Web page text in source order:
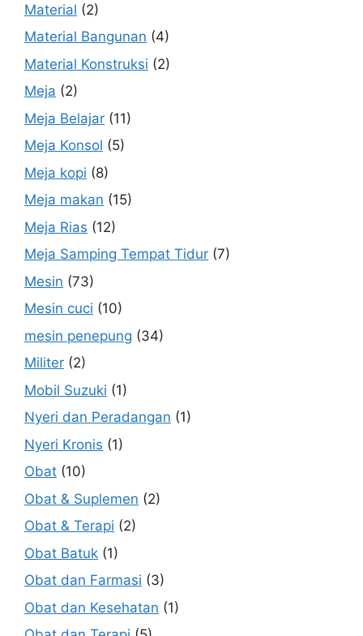
Material (2)
Material Bangunan (4)
Material Konstruksi (2)
Meja (2)
Meja Belajar (11)
Meja Konsol (5)
Meja kopi (8)
Meja makan (15)
Meja Rias (12)
Meja Samping Tempat Tidur (7)
Mesin (73)
Mesin cuci (10)
mesin penepung (34)
Militer (2)
Mobil Suzuki (1)
Nyeri dan Peradangan (1)
Nyeri Kronis (1)
Obat (10)
Obat & Suplemen (2)
Obat & Terapi (2)
Obat Batuk (1)
Obat dan Farmasi (3)
Obat dan Kesehatan (1)